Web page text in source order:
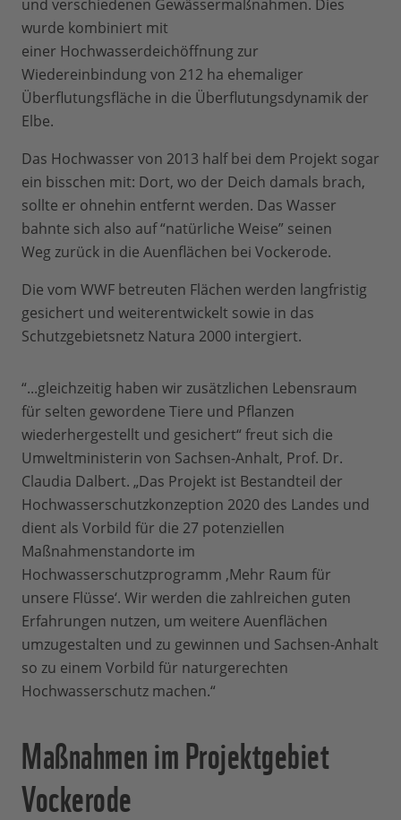
und verschiedenen Gewässermaßnahmen. Dies
wurde kombiniert mit
einer Hochwasserdeichöffnung zur
Wiedereinbindung von 212 ha ehemaliger
Überflutungsfläche in die Überflutungsdynamik der
Elbe.
Das Hochwasser von 2013 half bei dem Projekt sogar
ein bisschen mit: Dort, wo der Deich damals brach,
sollte er ohnehin entfernt werden. Das Wasser
bahnte sich also auf “natürliche Weise” seinen
Weg zurück in die Auenflächen bei Vockerode.
Die vom WWF betreuten Flächen werden langfristig
gesichert und weiterentwickelt sowie in das
Schutzgebietsnetz Natura 2000 intergiert.
“...gleichzeitig haben wir zusätzlichen Lebensraum
für selten gewordene Tiere und Pflanzen
wiederhergestellt und gesichert“ freut sich die
Umweltministerin von Sachsen-Anhalt, Prof. Dr.
Claudia Dalbert. „Das Projekt ist Bestandteil der
Hochwasserschutzkonzeption 2020 des Landes und
dient als Vorbild für die 27 potenziellen
Maßnahmenstandorte im
Hochwasserschutzprogramm ‚Mehr Raum für
unsere Flüsse‘. Wir werden die zahlreichen guten
Erfahrungen nutzen, um weitere Auenflächen
umzugestalten und zu gewinnen und Sachsen-Anhalt
so zu einem Vorbild für naturgerechten
Hochwasserschutz machen.“
Maßnahmen im Projektgebiet
Vockerode